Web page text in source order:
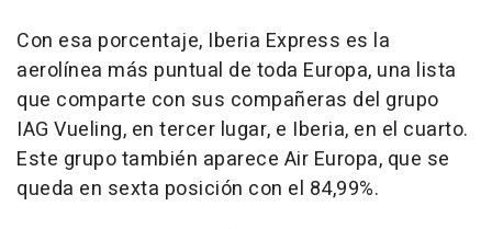
Con esa porcentaje, Iberia Express es la
aerolínea más puntual de toda Europa, una lista
que comparte con sus compañeras del grupo
IAG Vueling, en tercer lugar, e Iberia, en el cuarto.
Este grupo también aparece Air Europa, que se
queda en sexta posición con el 84,99%.